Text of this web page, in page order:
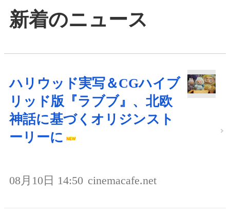
新着のニュース
ハリウッド実写＆CGハイブ
リッド版『ラブブ』、北欧
神話に基づくオリジンスト
ーリーに
08月10日 14:50 cinemacafe.net